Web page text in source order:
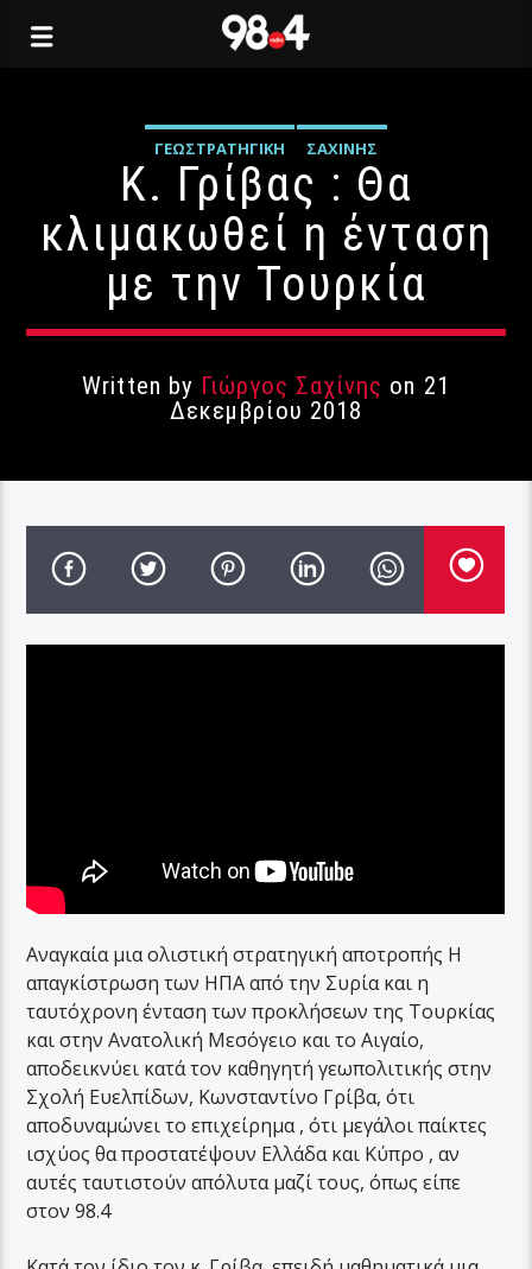
ΓΕΩΣΤΡΑΤΗΓΙΚΉ ΣΑΧΊΝΗΣ
Κ. Γρίβας : Θα
κλιμακωθεί η ένταση
με την Τουρκία
Written by Γιώργος Σαχίνης on 21
Δεκεμβρίου 2018
Αναγκαία μια ολιστική στρατηγική αποτροπής Η
απαγκίστρωση των ΗΠΑ από την Συρία και η
ταυτόχρονη ένταση των προκλήσεων της Τουρκίας
και στην Ανατολική Μεσόγειο και το Αιγαίο,
αποδεικνύει κατά τον καθηγητή γεωπολιτικής στην
Σχολή Ευελπίδων, Κωνσταντίνο Γρίβα, ότι
αποδυναμώνει το επιχείρημα , ότι μεγάλοι παίκτες
ισχύος θα προστατέψουν Ελλάδα και Κύπρο , αν
αυτές ταυτιστούν απόλυτα μαζί τους, όπως είπε
στον 98.4